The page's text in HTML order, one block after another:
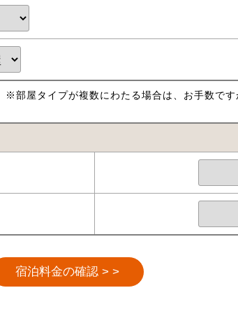
※部屋タイプが複数にわたる場合は、お手数です
宿泊料金の確認 > >